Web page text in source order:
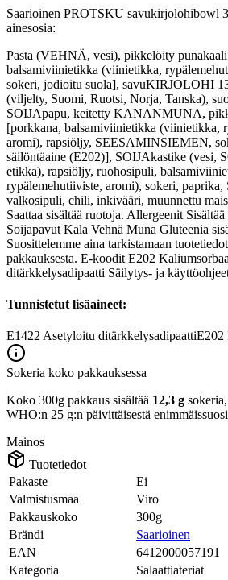
Saarioinen PROTSKU savukirjolohibowl
ainesosia:
Pasta (VEHNÄ, vesi), pikkelöity
balsamiviinietikka (viinietikka,
sokeri, jodioitu suola], savuKIRJOLOHI
(viljelty, Suomi, Ruotsi, Norja, Tanska),
SOIJApapu, keitetty KANANMUNA,
[porkkana, balsamiviinietikka (viinietikka,
aromi), rapsiöljy, SEESAMINSIEMEN,
säilöntäaine (E202)], SOIJAkastike (vesi,
etikka), rapsiöljy, ruohosipuli,
rypälemehutiiviste, aromi), sokeri,
valkosipuli, chili, inkivääri, muunnettu
Saattaa sisältää ruotoja. Allergeenit Sisältää
Soijapavut Kala Vehnä Muna Gluteenia
Suosittelemme aina tarkistamaan
pakkauksesta. E-koodit E202
ditärkkelysadipaatti Säilytys- ja
Tunnistetut lisäaineet:
E1422 Asetyloitu ditärkkelysadipaattiE202
Sokeria koko pakkauksessa
Koko 300g pakkaus sisältää 12,3 g
WHO:n 25 g:n päivittäisestä
Mainos
Tuotetiedot
Pakaste
Ei
Valmistusmaa
Viro
Pakkauskoko
300g
Brändi
Saarioinen
EAN
6412000057191
Kategoria
Salaattiateriat